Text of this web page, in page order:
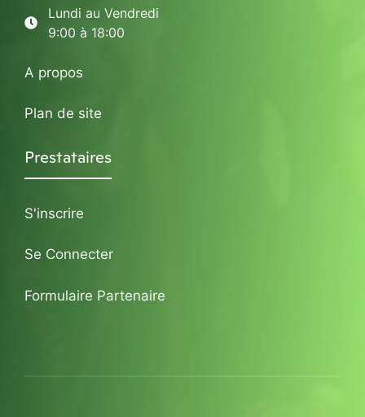
Lundi au Vendredi
9:00 à 18:00
A propos
Plan de site
Prestataires
S'inscrire
Se Connecter
Formulaire Partenaire